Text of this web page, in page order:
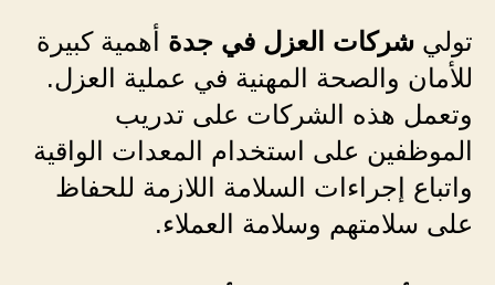
تولي شركات العزل في جدة أهمية كبيرة
للأمان والصحة المهنية في عملية العزل.
وتعمل هذه الشركات على تدريب
الموظفين على استخدام المعدات الواقية
واتباع إجراءات السلامة اللازمة للحفاظ
على سلامتهم وسلامة العملاء.